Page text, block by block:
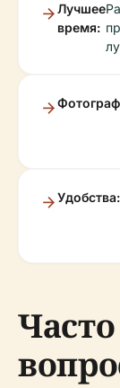
Лучшее
время:
Удобства: